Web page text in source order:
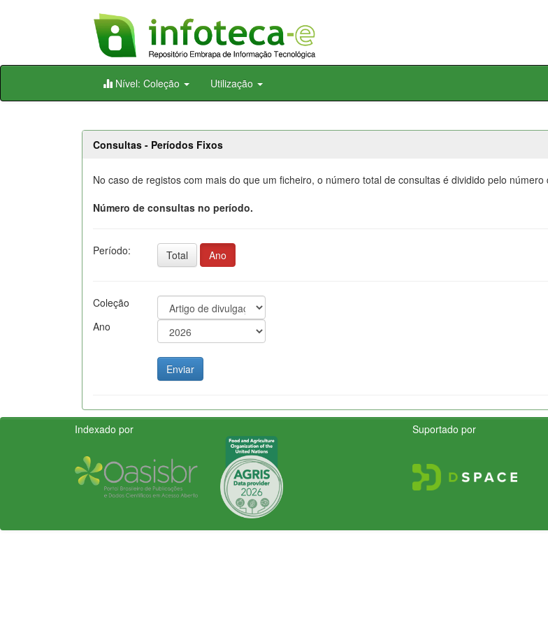
Skip
Nível: Coleção Utilização
Consultas - Períodos Fixos
No caso de registos com mais do que um ficheiro, o número total de consultas é dividido pelo
Número de consultas no período.
Período: Total Ano
Coleção
Ano
Indexado por Suportado por